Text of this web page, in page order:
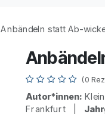
Anbändeln statt Ab-
(0
Autor*innen:
Frankfurt |